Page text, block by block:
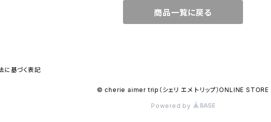
商品一覧に戻る
に基づく表記
© cherie aimer trip（シェリ エメ トリップ）ONLINE STORE
Powered by